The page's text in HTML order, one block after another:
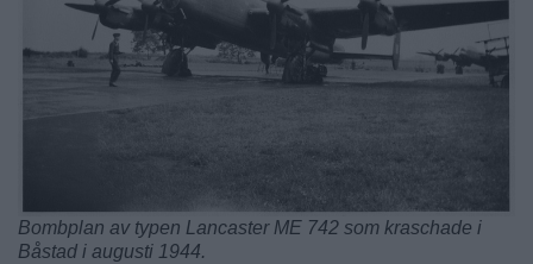
Bombplan av typen Lancaster ME 742 som kraschade i
Båstad i augusti 1944.